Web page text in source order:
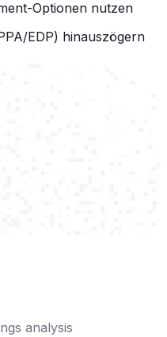
Optionen nutzen
EDP) hinauszögern
analysis